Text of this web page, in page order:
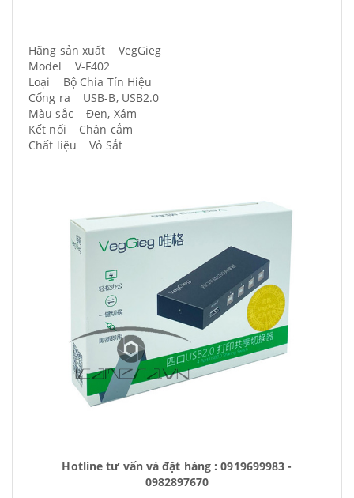
Hãng sản xuất VegGieg
Model V-F402
Loại Bộ Chia Tín Hiệu
Cổng ra USB-B, USB2.0
Màu sắc Đen, Xám
Kết nối Chân cắm
Chất liệu Vỏ Sắt
Hotline tư vấn và đặt hàng : 0919699983 -
0982897670